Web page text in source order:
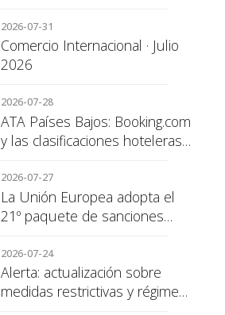
2026-07-31
Comercio Internacional · Julio
2026
2026-07-28
ATA Países Bajos: Booking.com
y las clasificaciones hoteleras,
para el consumidor
2026-07-27
La Unión Europea adopta el
21º paquete de sanciones
2026-07-24
Alerta: actualización sobre
medidas restrictivas y régimen